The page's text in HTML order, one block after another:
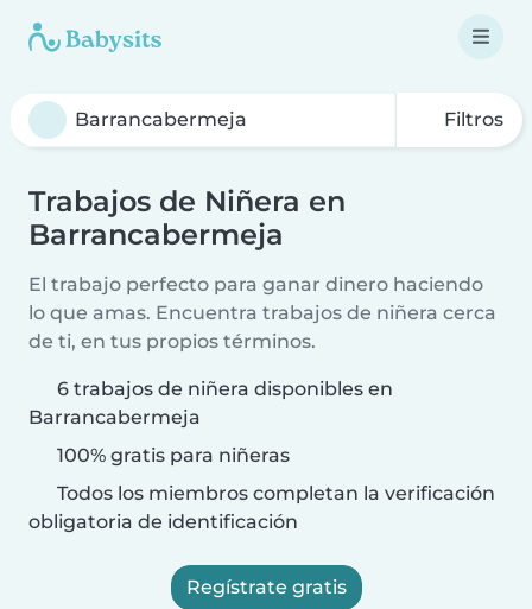
Filtros
Trabajos de Niñera en
Barrancabermeja
El trabajo perfecto para ganar dinero haciendo
lo que amas. Encuentra trabajos de niñera cerca
de ti, en tus propios términos.
6 trabajos de niñera disponibles en
Barrancabermeja
100% gratis para niñeras
Todos los miembros completan la verificación
obligatoria de identificación
Regístrate gratis